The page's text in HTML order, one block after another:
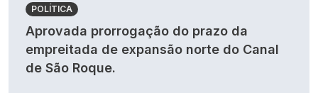
POLÍTICA
Aprovada prorrogação do prazo da
empreitada de expansão norte do Canal
de São Roque.